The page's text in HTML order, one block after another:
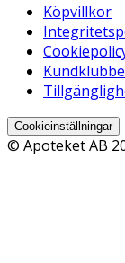
Köpvillkor
Cookieinställningar
© Apoteket AB